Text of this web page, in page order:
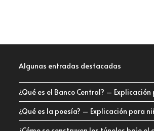
Algunas entradas destacadas
¿Qué es el Banco Central? – Explicación
¿Qué es la poesía? – Explicación para